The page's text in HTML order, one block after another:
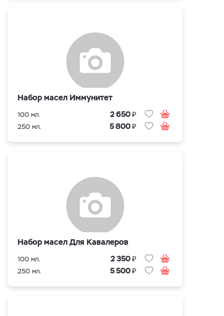
Набор масел Иммунитет
100 мл. 2 650₽
250 мл. 5 800₽
Набор масел Для Кавалеров
100 мл. 2 350₽
250 мл. 5 500₽